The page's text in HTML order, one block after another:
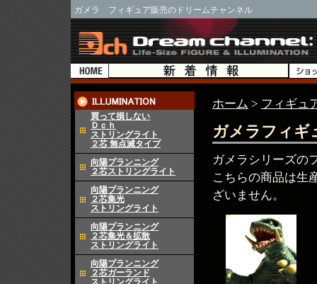
ガメラ フィギュア販売のドリームチャンネル
買って損しない
Ｄｃｈ
ストリングライト
２芯 無点滅タイプ
向陽プランニング
２芯ストリングライト
向陽プランニング
２芯集光
ストリングライト
向陽プランニング
２芯集光＆拡散
ストリングライト
向陽プランニング
２芯ガーランド
ストリングライト
ホーム > フィギュ
ガメラフィギ
ガメラシリーズの
こちらの商品は生
ざいません。